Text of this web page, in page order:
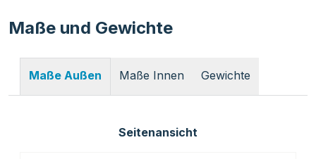
Maße und Gewichte
Maße Außen Maße Innen Gewichte
Seitenansicht